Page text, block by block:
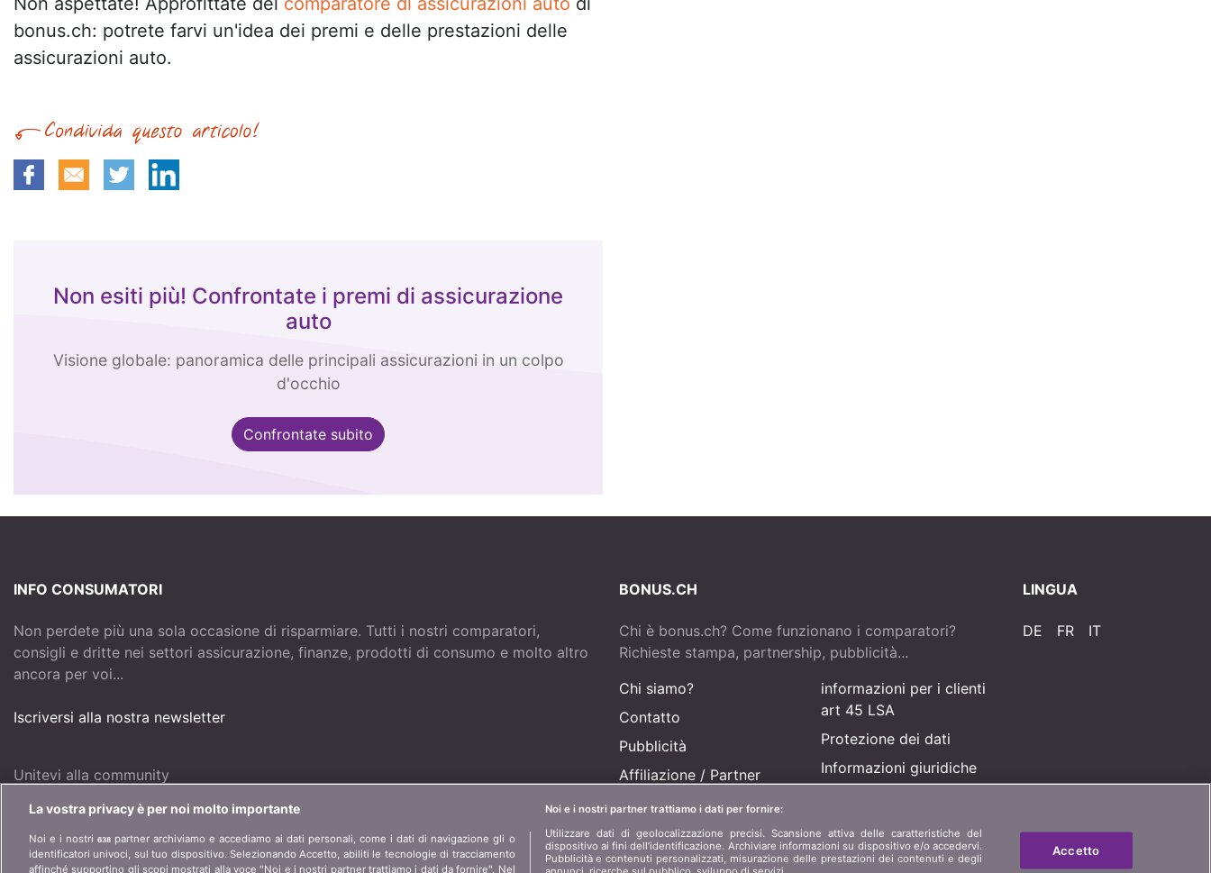
bonus.ch: potrete farvi un'idea dei premi e delle prestazioni delle
assicurazioni auto.
Non esiti più! Confrontate i premi di assicurazione
auto
Visione globale: panoramica delle principali assicurazioni in un colpo
d'occhio
Confrontate subito
INFO CONSUMATORI
Non perdete più una sola occasione di risparmiare. Tutti i nostri comparatori,
consigli e dritte nei settori assicurazione, finanze, prodotti di consumo e molto altro
ancora per voi...
Iscriversi alla nostra newsletter
Unitevi alla community
BONUS.CH
Chi è bonus.ch? Come funzionano i comparatori?
Richieste stampa, partnership, pubblicità...
Chi siamo?
Contatto
Pubblicità
Affiliazione / Partner
Stampa
informazioni per i clienti
art 45 LSA
Protezione dei dati
Informazioni giuridiche
LINGUA
DE FR IT
La vostra privacy è per noi molto importante
Noi e i nostri638 partner archiviamo e accediamo ai dati personali, come i dati di navigazione gli o
identificatori univoci, sul tuo dispositivo. Selezionando Accetto, abiliti le tecnologie di tracciamento
affinché supportino gli scopi mostrati alla voce "Noi e i nostri partner trattiamo i dati da fornire". Nel
Noi e i nostri partner trattiamo i dati per fornire:
Utilizzare dati di geolocalizzazione precisi. Scansione attiva delle caratteristiche del
dispositivo ai fini dell’identificazione. Archiviare informazioni su dispositivo e/o accedervi.
Pubblicità e contenuti personalizzati, misurazione delle prestazioni dei contenuti e degli
Accetto